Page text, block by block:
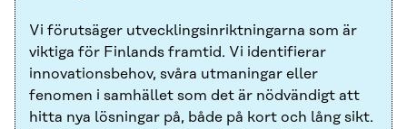
Vi förutsäger utvecklingsinriktningarna som är
viktiga för Finlands framtid. Vi identifierar
innovationsbehov, svåra utmaningar eller
fenomen i samhället som det är nödvändigt att
hitta nya lösningar på, både på kort och lång sikt.